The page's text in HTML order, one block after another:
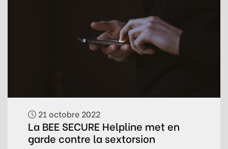
21 octobre 2022
La BEE SECURE Helpline met en
garde contre la sextorsion